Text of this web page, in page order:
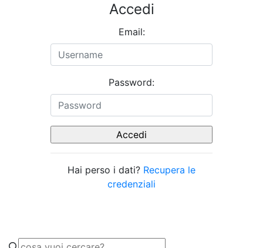
Accedi
Email:
Password:
Hai perso i dati? Recupera le
credenziali